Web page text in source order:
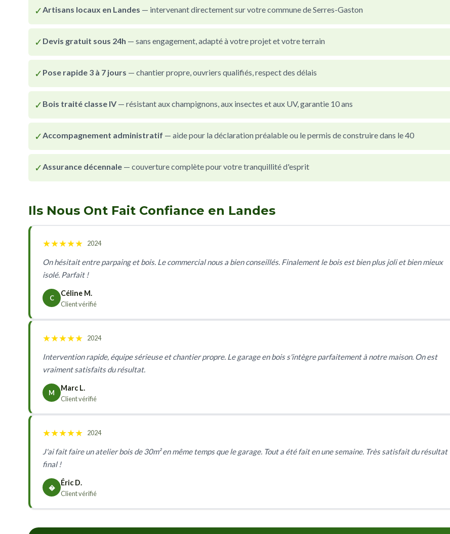
✓Artisans locaux en Landes — intervenant directement sur votre commune de Serres-Gaston
✓ Devis gratuit sous 24h — sans engagement, adapté à votre projet et votre terrain
✓ Pose rapide 3 à 7 jours — chantier propre, ouvriers qualifiés, respect des délais
✓ Bois traité classe IV — résistant aux champignons, aux insectes et aux UV, garantie 10 ans
✓Accompagnement administratif — aide pour la déclaration préalable ou le permis de construire dans le 40
✓Assurance décennale — couverture complète pour votre tranquillité d'esprit
Ils Nous Ont Fait Confiance en Landes
★★★★★ 2024
On hésitait entre parpaing et bois. Le commercial nous a bien conseillés. Finalement le bois est bien plus joli et bien mieux
isolé. Parfait !
C
Céline M.
Client vérifié
★★★★★ 2024
Intervention rapide, équipe sérieuse et chantier propre. Le garage en bois s'intègre parfaitement à notre maison. On est
vraiment satisfaits du résultat.
M
Marc L.
Client vérifié
★★★★★ 2024
J'ai fait faire un atelier bois de 30m² en même temps que le garage. Tout a été fait en une semaine. Très satisfait du résultat
final !
�
Éric D.
Client vérifié